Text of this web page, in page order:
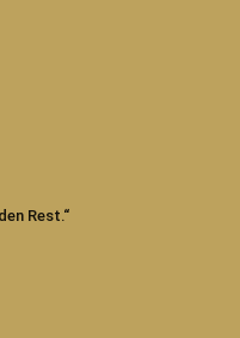
Rest.“